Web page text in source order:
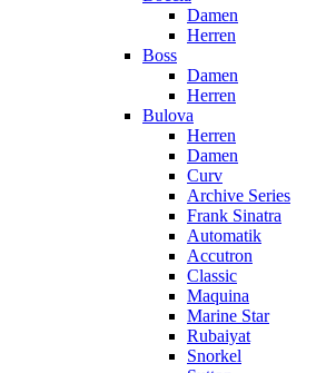
Damen
Herren
Boss
Damen
Herren
Bulova
Herren
Damen
Curv
Archive Series
Frank Sinatra
Automatik
Accutron
Classic
Maquina
Marine Star
Rubaiyat
Snorkel